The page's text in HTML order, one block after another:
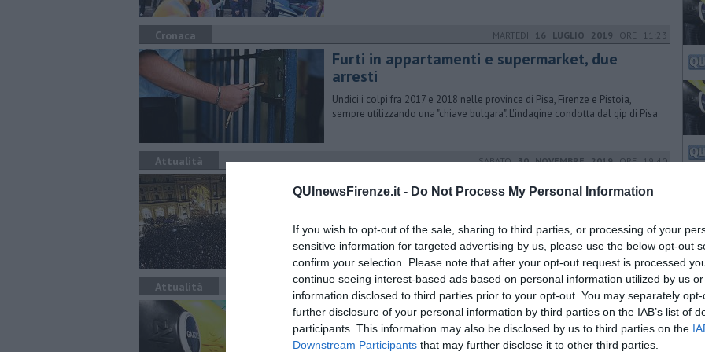
QUInewsFirenze.it - Do Not Process My Personal Information
If you wish to opt-out of the sale, sharing to third parties, or processing of your
sensitive information for targeted advertising by us, please use the below opt-out
confirm your selection. Please note that after your opt-out request is processed
continue seeing interest-based ads based on personal information utilized by us
information disclosed to third parties prior to your opt-out. You may separately
further disclosure of your personal information by third parties on the IAB’s list of
participants. This information may also be disclosed by us to third parties on the
Downstream Participants that may further disclose it to other third parties.
Cronaca MARTEDÌ 16 LUGLIO 2019 ORE 11:23
Furti in appartamenti e supermarket, due
arresti
Undici i colpi fra 2017 e 2018 nelle province di Pisa, Firenze e Pistoia,
sempre utilizzando una "chiave bulgara". L'indagine condotta dal gip di Pisa
Attualità SABATO30 NOVEMBRE 2019ORE 19:40
Piazza della Repubblica invasa dalle sardine
Attualità LUNEDÌ30 MARZO 2020ORE 18:30
Carburanti troppo cari, il Codacons denuncia
Presentato un esposto alle procure toscane. Al via il monitoraggio dei
prezzi dei generi alimentari: "Cittadini, segnalateci rincari ingiustificati"